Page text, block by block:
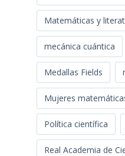
Matemáticas y
mecánica cuántica
Medallas Fields
Mujeres
Política científica
Real Academia de